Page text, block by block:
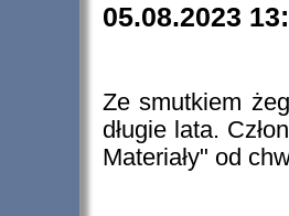
05.08.2023
Ze smutkiem
długie lata.
Materiały" od